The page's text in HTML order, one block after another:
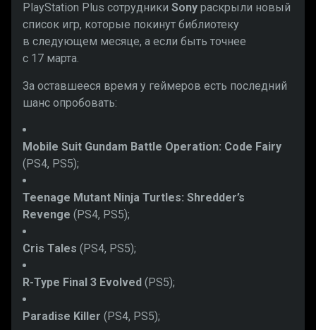
PlayStation Plus сотрудники Sony раскрыли новый
список игр, которые покинут библиотеку
в следующем месяце, а если быть точнее
с 17 марта.
За оставшееся время у геймеров есть последний
шанс опробовать:
Mobile Suit Gundam Battle Operation: Code Fairy
(PS4, PS5);
Teenage Mutant Ninja Turtles: Shredder’s
Revenge (PS4, PS5);
Cris Tales (PS4, PS5);
R-Type Final 3 Evolved (PS5);
Paradise Killer (PS4, PS5);